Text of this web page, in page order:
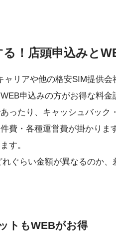
！店頭申込みと
ャリアや他の格安SIM提供
申込みの方がお得な料金
ったり、キャッシュバック
費・各種運営費が掛かりま
す。
ぐらい金額が異なるのか
トもWEBがお得